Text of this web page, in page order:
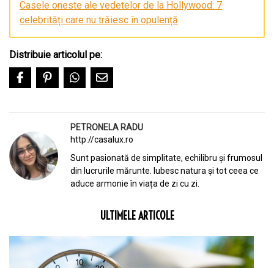
Casele oneste ale vedetelor de la Hollywood: 7
celebrități care nu trăiesc în opulență
Distribuie articolul pe:
PETRONELA RADU
http://casalux.ro
Sunt pasionată de simplitate, echilibru și frumosul
din lucrurile mărunte. Iubesc natura și tot ceea ce
aduce armonie în viața de zi cu zi.
ULTIMELE ARTICOLE